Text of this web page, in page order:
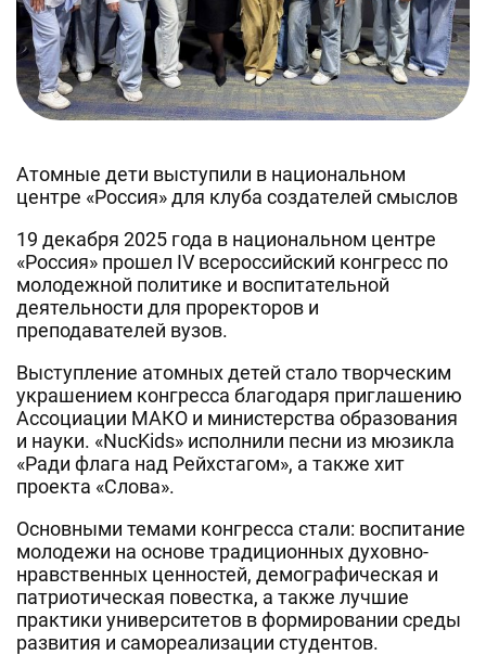
Атомные дети выступили в национальном
центре «Россия» для клуба создателей смыслов
19 декабря 2025 года в национальном центре
«Россия» прошел IV всероссийский конгресс по
молодежной политике и воспитательной
деятельности для проректоров и
преподавателей вузов.
Выступление атомных детей стало творческим
украшением конгресса благодаря приглашению
Ассоциации МАКО и министерства образования
и науки. «NucKids» исполнили песни из мюзикла
«Ради флага над Рейхстагом», а также хит
проекта «Слова».
Основными темами конгресса стали: воспитание
молодежи на основе традиционных духовно-
нравственных ценностей, демографическая и
патриотическая повестка, а также лучшие
практики университетов в формировании среды
развития и самореализации студентов.